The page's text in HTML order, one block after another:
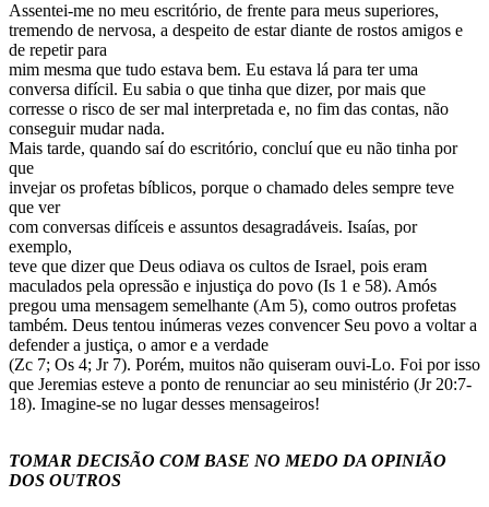
Assentei-me no meu escritório, de frente para meus superiores,
tremendo de nervosa, a despeito de estar diante de rostos amigos e
de repetir para
mim mesma que tudo estava bem. Eu estava lá para ter uma
conversa difícil. Eu sabia o que tinha que dizer, por mais que
corresse o risco de ser mal interpretada e, no fim das contas, não
conseguir mudar nada.
Mais tarde, quando saí do escritório, concluí que eu não tinha por
que
invejar os profetas bíblicos, porque o chamado deles sempre teve
que ver
com conversas difíceis e assuntos desagradáveis. Isaías, por
exemplo,
teve que dizer que Deus odiava os cultos de Israel, pois eram
maculados pela opressão e injustiça do povo (Is 1 e 58). Amós
pregou uma mensagem semelhante (Am 5), como outros profetas
também. Deus tentou inúmeras vezes convencer Seu povo a voltar a
defender a justiça, o amor e a verdade
(Zc 7; Os 4; Jr 7). Porém, muitos não quiseram ouvi-Lo. Foi por isso
que Jeremias esteve a ponto de renunciar ao seu ministério (Jr 20:7-
18). Imagine-se no lugar desses mensageiros!
TOMAR DECISÃO COM BASE NO MEDO DA OPINIÃO
DOS OUTROS